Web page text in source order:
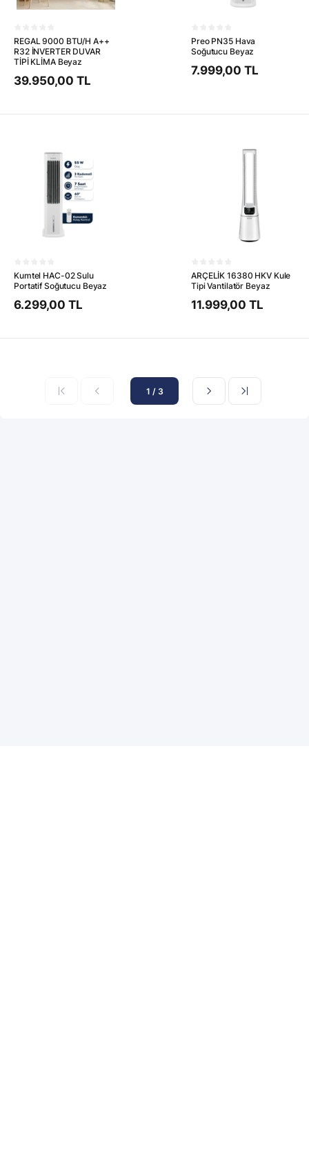
REGAL 9000 BTU/H A++
R32 İNVERTER DUVAR
TİPİ KLİMA Beyaz
39.950,00 TL
Preo PN35 Hava
Soğutucu Beyaz
7.999,00 TL
Kumtel HAC-02 Sulu
Portatif Soğutucu Beyaz
6.299,00 TL
ARÇELİK 16380 HKV Kule
Tipi Vantilatör Beyaz
11.999,00 TL